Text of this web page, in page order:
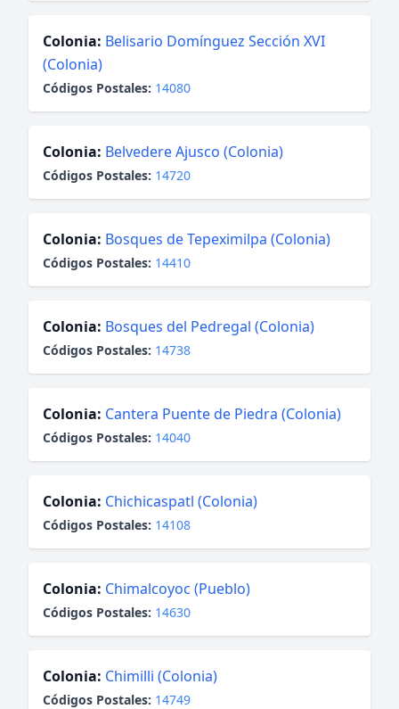
Colonia: Belisario Domínguez Sección XVI
(Colonia)
Códigos Postales: 14080
Colonia: Belvedere Ajusco (Colonia)
Códigos Postales: 14720
Colonia: Bosques de Tepeximilpa (Colonia)
Códigos Postales: 14410
Colonia: Bosques del Pedregal (Colonia)
Códigos Postales: 14738
Colonia: Cantera Puente de Piedra (Colonia)
Códigos Postales: 14040
Colonia: Chichicaspatl (Colonia)
Códigos Postales: 14108
Colonia: Chimalcoyoc (Pueblo)
Códigos Postales: 14630
Colonia: Chimilli (Colonia)
Códigos Postales: 14749